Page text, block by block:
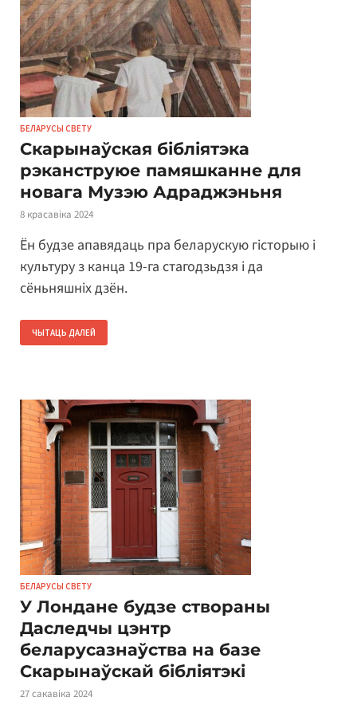
БЕЛАРУСЫ СВЕТУ
Скарынаўская бібліятэка
рэканструюе памяшканне для
новага Музэю Адраджэньня
8 красавіка 2024
Ён будзе апавядаць пра беларускую гісторыю і
культуру з канца 19-га стагодзьдзя і да
сёньняшніх дзён.
ЧЫТАЦЬ ДАЛЕЙ
БЕЛАРУСЫ СВЕТУ
У Лондане будзе створаны
Даследчы цэнтр
беларусазнаўства на базе
Скарынаўскай бібліятэкі
27 сакавіка 2024